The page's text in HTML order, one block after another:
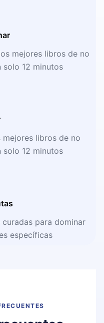
mejores libros de no
12 minutos
mejores libros de no
12 minutos
para dominar
específicas